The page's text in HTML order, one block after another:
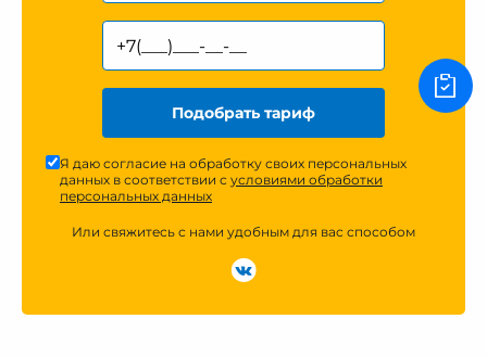
Подобрать тариф
Я даю согласие на обработку своих персональных
данных в соответствии с условиями обработки
персональных данных
Или свяжитесь с нами удобным для вас способом